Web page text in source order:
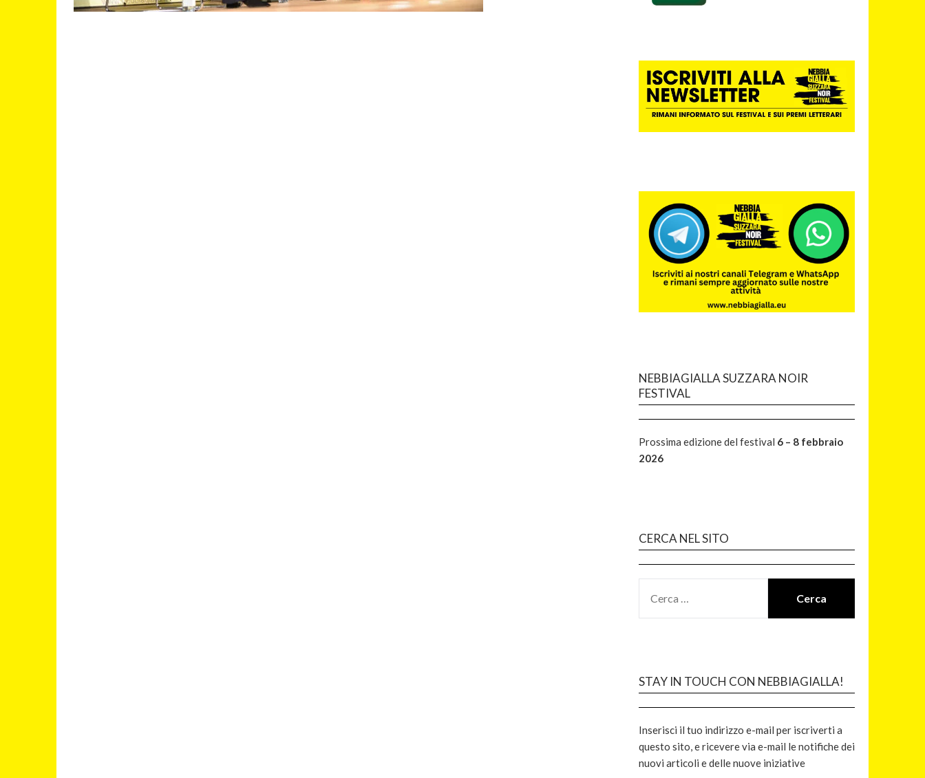
NEBBIAGIALLA SUZZARA NOIR
FESTIVAL
Prossima edizione del festival 6 – 8 febbraio
2026
CERCA NEL SITO
STAY IN TOUCH CON NEBBIAGIALLA!
Inserisci il tuo indirizzo e-mail per iscriverti a
questo sito, e ricevere via e-mail le notifiche dei
nuovi articoli e delle nuove iniziative